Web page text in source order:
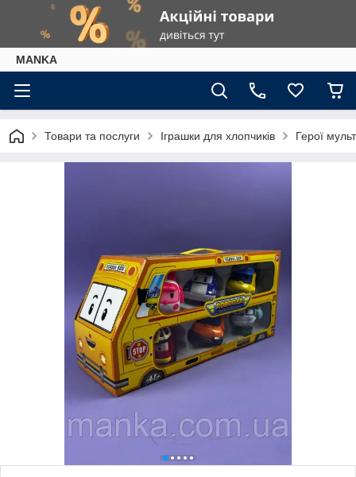
МАNKА
Товари та послуги Іграшки для хлопчиків Герої